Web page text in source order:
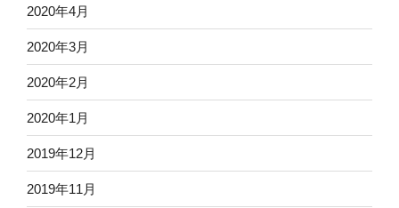
2020年4月
2020年3月
2020年2月
2020年1月
2019年12月
2019年11月